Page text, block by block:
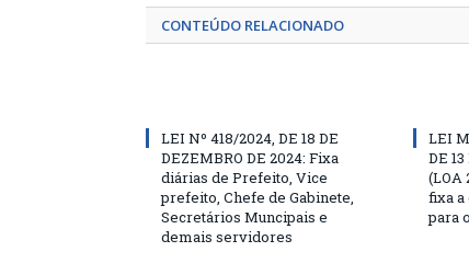
CONTEÚDO RELACIONADO
LEI Nº 418/2024, DE 18 DE
DEZEMBRO DE 2024: Fixa
diárias de Prefeito, Vice
prefeito, Chefe de Gabinete,
Secretários Muncipais e
demais servidores
LEI
DE
(LOA
fixa a
para